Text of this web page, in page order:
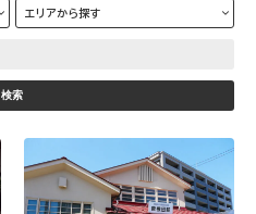
エリアから探す
検索